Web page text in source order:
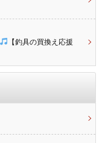
【釣具の買換え応援